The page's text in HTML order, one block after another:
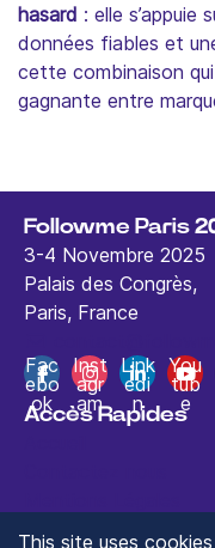
hasard : elle s’appuie
données fiables et
cette combinaison
gagnante entre
Followme Paris
3-4 Novembre 2025
Palais des Congrès,
Paris, France
Fac
ebo
ok
Inst
agr
am
Link
edi
n
You
tub
e
Accès Rapides
This site uses